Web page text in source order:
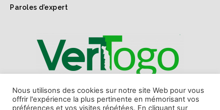
Paroles d’expert
1er webmagazine sur l'environnement l'économie verte
et les ODD au Togo et en Afrique.
Nous utilisons des cookies sur notre site Web pour vous
offrir l'expérience la plus pertinente en mémorisant vos
préférences et vos visites répétées. En cliquant sur